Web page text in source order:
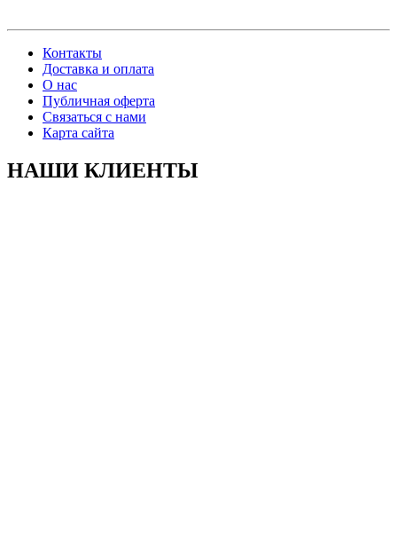
Контакты
Доставка и оплата
О нас
Публичная оферта
Связаться с нами
Карта сайта
НАШИ КЛИЕНТЫ